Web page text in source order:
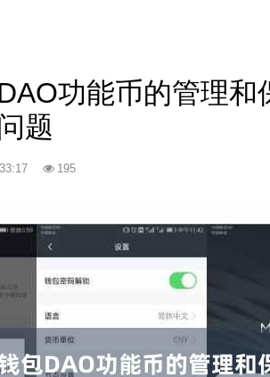
功能币的管理和
题
195